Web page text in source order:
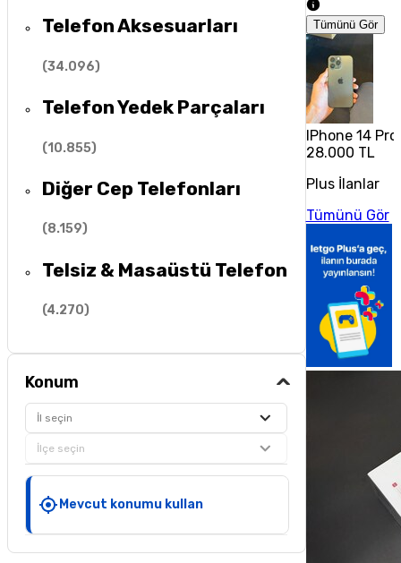
Telefon Aksesuarları
(34.096)
Telefon Yedek Parçaları
(10.855)
Diğer Cep Telefonları
(8.159)
Telsiz & Masaüstü Telefon
(4.270)
Konum
İl seçin
İlçe seçin
Mevcut konumu kullan
Tümünü Gör
IPhone 14 Pro
28.000 TL
Plus İlanlar
Tümünü Gör